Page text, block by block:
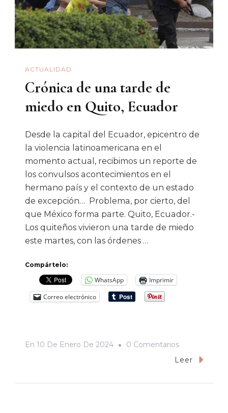
ACTUALIDAD
Crónica de una tarde de
miedo en Quito, Ecuador
Desde la capital del Ecuador, epicentro de
la violencia latinoamericana en el
momento actual, recibimos un reporte de
los convulsos acontecimientos en el
hermano país y el contexto de un estado
de excepción… Problema, por cierto, del
que México forma parte. Quito, Ecuador.-
Los quiteños vivieron una tarde de miedo
este martes, con las órdenes …
Compártelo:
WhatsApp
Imprimir
Correo electrónico
En 10 De Enero De 2024 0 ComentariosEn
Crónica
Leer